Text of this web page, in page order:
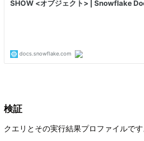
検証
クエリとその実行結果プロファイルです